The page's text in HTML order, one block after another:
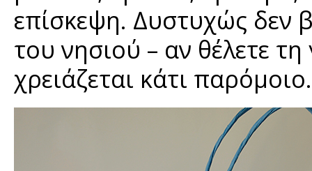
επίσκεψη. Δυστυχώς δεν
του νησιού – αν θέλετε
χρειάζεται κάτι παρόμοιο.